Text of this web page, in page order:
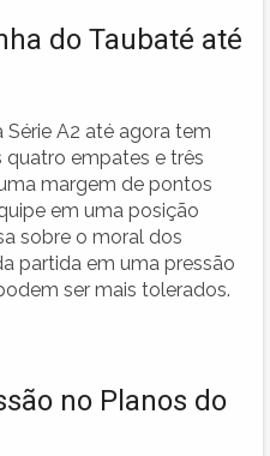
do Taubaté até
A2 até agora tem
quatro empates e três
margem de pontos
em uma posição
sobre o moral dos
partida em uma pressão
ser mais tolerados.
no Planos do